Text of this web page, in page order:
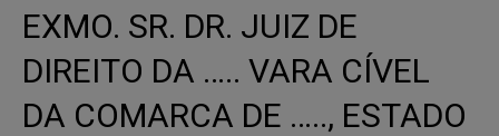
EXMO. SR. DR. JUIZ DE
DIREITO DA ….. VARA CÍVEL
DA COMARCA DE ….., ESTADO